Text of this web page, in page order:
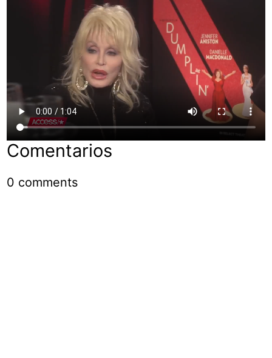
Comentarios
0 comments